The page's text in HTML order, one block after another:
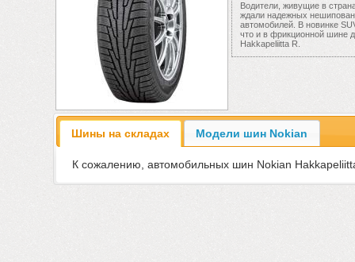
Водители, живущие в
ждали надежных
автомобилей. В новинке
что и в фрикционной шине
Hakkapeliitta R.
Шины на складах Модели шин Nokian
К сожалению, автомобильных шин Nokian